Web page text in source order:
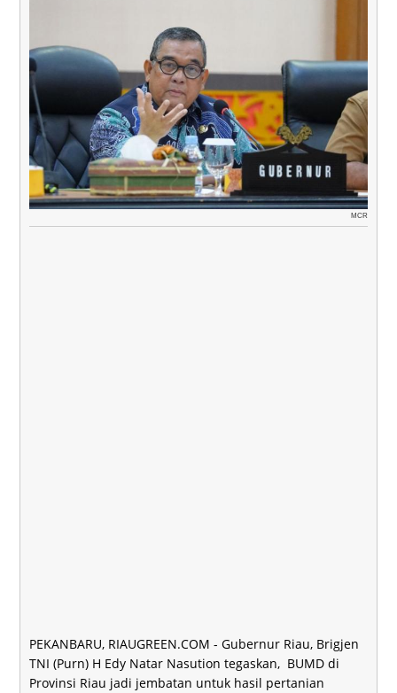
MCR
PEKANBARU, RIAUGREEN.COM - Gubernur Riau, Brigjen
TNI (Purn) H Edy Natar Nasution tegaskan, BUMD di
Provinsi Riau jadi jembatan untuk hasil pertanian